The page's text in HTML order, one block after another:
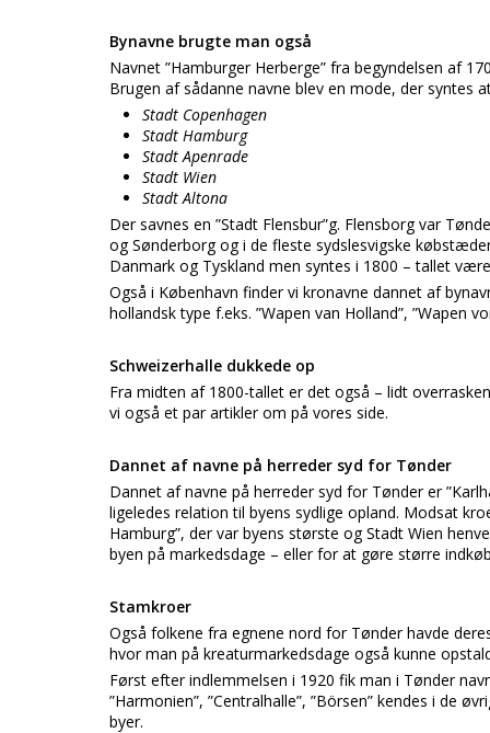
Bynavne brugte man også
Navnet ”Hamburger Herberge” fra begyndelsen af
Brugen af sådanne navne blev en mode, der syntes
Stadt Copenhagen
Stadt Hamburg
Stadt Apenrade
Stadt Wien
Stadt Altona
Der savnes en ”Stadt Flensbur”g. Flensborg var
og Sønderborg og i de fleste sydslesvigske
Danmark og Tyskland men syntes i 1800 – tallet
Også i København finder vi kronavne dannet af
hollandsk type f.eks. ”Wapen van Holland”, ”Wapen
Schweizerhalle dukkede op
Fra midten af 1800-tallet er det også – lidt
vi også et par artikler om på vores side.
Dannet af navne på herreder syd for Tønder
Dannet af navne på herreder syd for Tønder er
ligeledes relation til byens sydlige opland. Modsat
Hamburg”, der var byens største og Stadt Wien
byen på markedsdage – eller for at gøre større
Stamkroer
Også folkene fra egnene nord for Tønder havde
hvor man på kreaturmarkedsdage også kunne
Først efter indlemmelsen i 1920 fik man i Tønder
”Harmonien”, ”Centralhalle”, ”Börsen” kendes i de
byer.